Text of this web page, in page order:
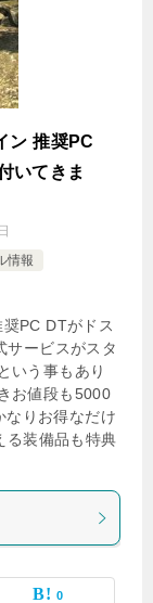
ン 推奨PC
いてきま
情報
PC DTがドス
サービスがスタ
いう事もあり
お値段も5000
なりお得なだけ
る装備品も特典
0